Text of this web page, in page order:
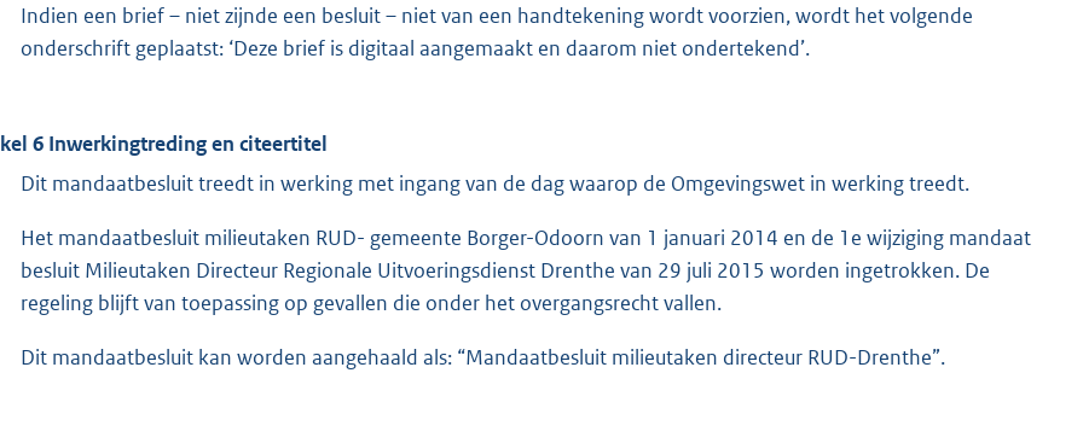
Indien een brief – niet zijnde een besluit – niet van een handtekening wordt voorzien, wordt het volgende
onderschrift geplaatst: ‘Deze brief is digitaal aangemaakt en daarom niet ondertekend’.
6 Inwerkingtreding en citeertitel
Dit mandaatbesluit treedt in werking met ingang van de dag waarop de Omgevingswet in werking treedt.
Het mandaatbesluit milieutaken RUD- gemeente Borger-Odoorn van 1 januari 2014 en de 1e wijziging mandaat
besluit Milieutaken Directeur Regionale Uitvoeringsdienst Drenthe van 29 juli 2015 worden ingetrokken. De
regeling blijft van toepassing op gevallen die onder het overgangsrecht vallen.
Dit mandaatbesluit kan worden aangehaald als: “Mandaatbesluit milieutaken directeur RUD-Drenthe”.